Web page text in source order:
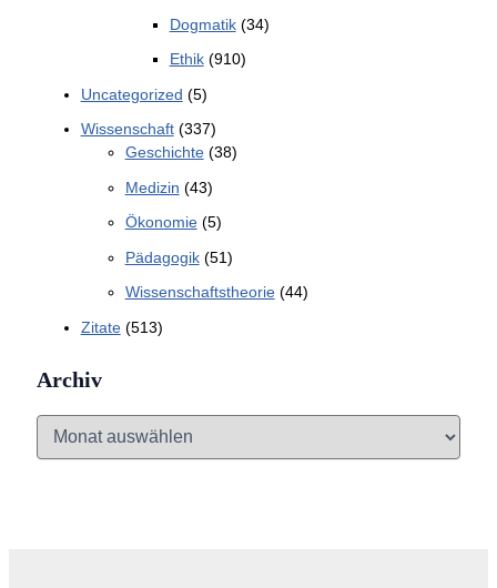
Dogmatik(34)
Ethik(910)
Uncategorized (5)
Wissenschaft(337)
Geschichte(38)
Medizin (43)
Ökonomie(5)
Pädagogik(51)
Wissenschaftstheorie(44)
Zitate(513)
Archiv